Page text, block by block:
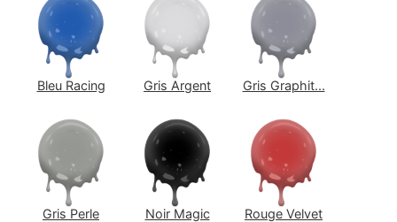
Bleu Racing Gris Argent Gris Graphit...
Gris Perle Noir Magic Rouge Velvet